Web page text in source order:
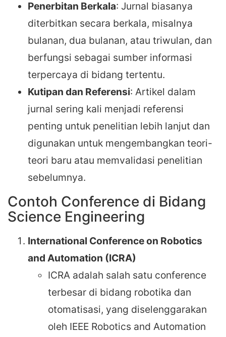
Penerbitan Berkala: Jurnal biasanya
diterbitkan secara berkala, misalnya
bulanan, dua bulanan, atau triwulan, dan
berfungsi sebagai sumber informasi
terpercaya di bidang tertentu.
Kutipan dan Referensi: Artikel dalam
jurnal sering kali menjadi referensi
penting untuk penelitian lebih lanjut dan
digunakan untuk mengembangkan teori-
teori baru atau memvalidasi penelitian
sebelumnya.
Contoh Conference di Bidang
Science Engineering
International Conference on Robotics
and Automation (ICRA)
ICRA adalah salah satu conference
terbesar di bidang robotika dan
otomatisasi, yang diselenggarakan
oleh IEEE Robotics and Automation